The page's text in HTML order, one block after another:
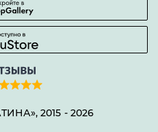
2015 - 2026